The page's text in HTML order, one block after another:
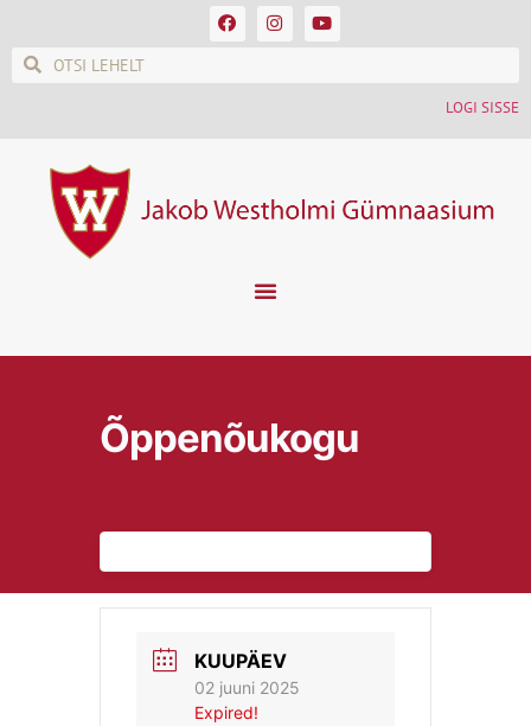
LOGI SISSE
Õppenõukogu
KUUPÄEV
02 juuni 2025
Expired!